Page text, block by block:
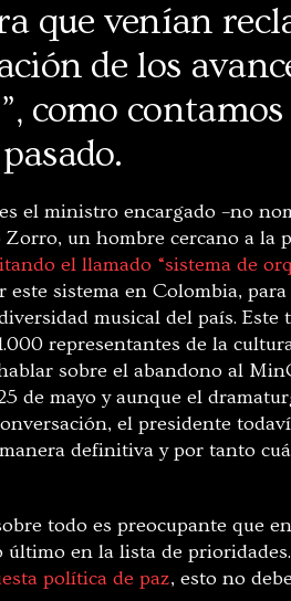
que venían
de los
como contamos
el ministro encargado –no
un hombre cercano a la
el llamado “sistema de
este sistema en Colombia,
musical del país.
representantes de la
sobre el abandono al
de mayo y aunque el
el presidente
definitiva y por tanto
todo es preocupante que
último en la lista de
política de paz, esto no